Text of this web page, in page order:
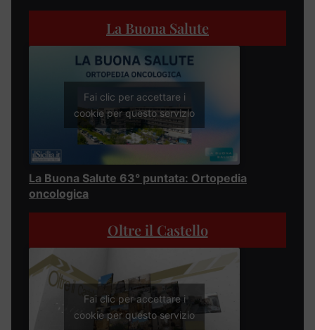
La Buona Salute
Fai clic per accettare i
cookie per questo servizio
La Buona Salute 63° puntata: Ortopedia
oncologica
Oltre il Castello
Fai clic per accettare i
cookie per questo servizio